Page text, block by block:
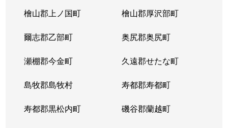
檜山郡上ノ国町 檜山郡厚沢部町
爾志郡乙部町 奥尻郡奥尻町
瀬棚郡今金町 久遠郡せたな町
島牧郡島牧村 寿都郡寿都町
寿都郡黒松内町 磯谷郡蘭越町